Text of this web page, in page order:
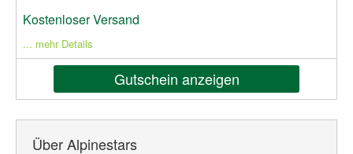
Kostenloser Versand
... mehr Details
Gutschein anzeigen
Über Alpinestars